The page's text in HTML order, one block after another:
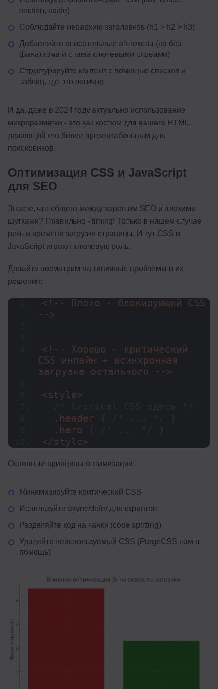
section, aside)
Соблюдайте иерархию заголовков (h1 > h2 > h3)
Добавляйте описательные alt-тексты (но без
фанатизма и спама ключевыми словами)
Структурируйте контент с помощью списков и
таблиц, где это логично
И да, даже в 2024 году актуально использование
микроразметки - это как костюм для вашего HTML,
делающий его более презентабельным для
поисковиков.
Оптимизация CSS и JavaScript
для SEO
Знаете, что общего между хорошим SEO и плохими
шутками? Правильно - timing! Только в нашем случае
речь о времени загрузки страницы. И тут CSS и
JavaScript играют ключевую роль.
Давайте посмотрим на типичные проблемы и их
решения:
<!-- Плохо - блокирующий CSS
-->
<!-- Хорошо - критический
CSS инлайн + асинхронная
загрузка остального -->
<style>
  .header
  .hero
</style>
Основные принципы оптимизации:
Минимизируйте критический CSS
Используйте async/defer для скриптов
Разделяйте код на чанки (code splitting)
Удаляйте неиспользуемый CSS (PurgeCSS вам в
помощь)